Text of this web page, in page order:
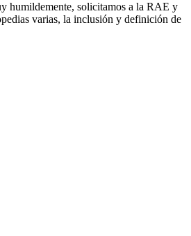
humildemente, solicitamos a la RAE y
varias, la inclusión y definición de